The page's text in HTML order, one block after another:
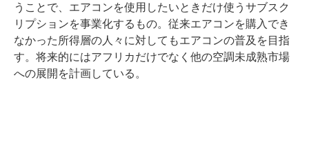
うことで、エアコンを使用したいときだけ使うサブスク
リプションを事業化するもの。従来エアコンを購入でき
なかった所得層の人々に対してもエアコンの普及を目指
す。将来的にはアフリカだけでなく他の空調未成熟市場
への展開を計画している。